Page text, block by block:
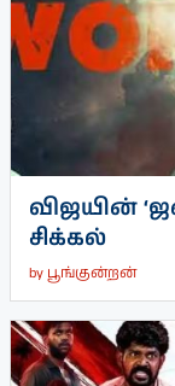
விஜயின்
சிக்கல்
by பூங்குன்றன்